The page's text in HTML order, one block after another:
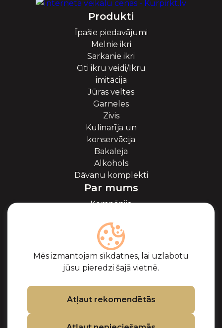
Mēs izmantojam sīkdatnes, lai uzlabotu
jūsu pieredzi šajā vietnē.
Atļaut rekomendētās
Produkti
Īpašie piedavājumi
Melnie ikri
Sarkanie ikri
Citi ikru veidi/Ikru
imitācija
Jūras veltes
Garneles
Zivis
Kulinarīja un
konservācija
Bakaleja
Alkohols
Dāvanu komplekti
Par mums
Kompānija
Blogs
Sadarbība
Partneri
Sertifikāti
Biežāk uzdotie
jautājumi
Atbalsts